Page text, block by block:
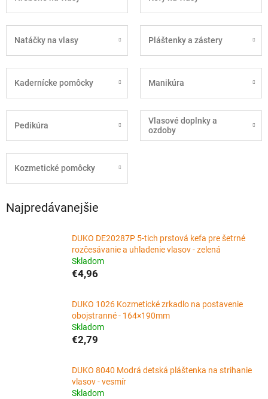
Natáčky na vlasy Pláštenky a zástery
Kadernícke pomôcky Manikúra
Pedikúra
Vlasové doplnky a
ozdoby
Kozmetické pomôcky
Najpredávanejšie
DUKO DE20287P 5-tich prstová kefa pre šetrné
rozčesávanie a uhladenie vlasov - zelená
Skladom
€4,96
DUKO 1026 Kozmetické zrkadlo na postavenie
obojstranné - 164×190mm
Skladom
€2,79
DUKO 8040 Modrá detská pláštenka na strihanie
vlasov - vesmír
Skladom